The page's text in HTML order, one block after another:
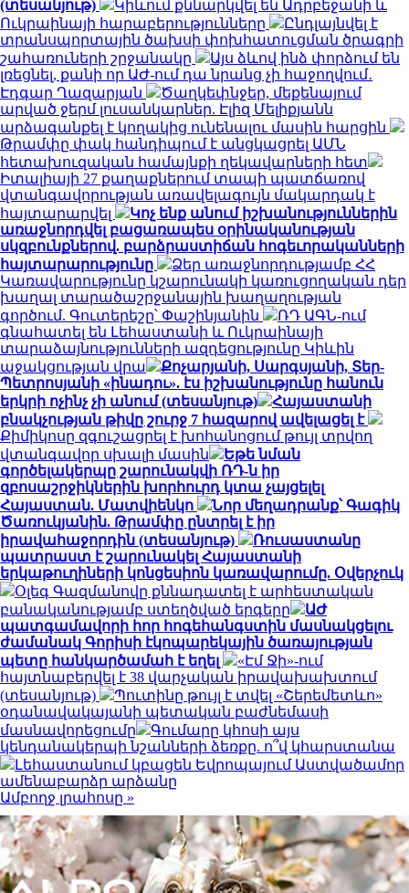
(տեսանյութ)
Կիևում քննարկվել են Ադրբեջանի և
Ուկրաինայի հարաբերությունները
Ընդլայնվել է
տրանսպորտային ծախսի փոխհատուցման ծրագրի
շահառուների շրջանակը
Այս ձևով ինձ փորձում են
լռեցնել, քանի որ ԱԺ-ում դա նրանց չի հաջողվում․
Էդգար Ղազարյան
Ծաղկեփնջեր, մեքենայում
արված ջերմ լուսանկարներ. Էլիզ Մելիքյանն
արձագանքել է կողակից ունենալու մասին հարցին
Թրամփը փակ հանդիպում է անցկացրել ԱՄՆ
հետախուզական համայնքի ղեկավարների հետ
Իտալիայի 27 քաղաքներում տապի պատճառով
վտանգավորության առավելագույն մակարդակ է
հայտարարվել
Կոչ ենք անում իշխանություններին
առաջնորդվել բացառապես օրինականության
սկզբունքներով. բարձրաստիճան հոգեւորականների
հայտարարությունը
Ձեր առաջնորդությամբ ՀՀ
Կառավարությունը կշարունակի կառուցողական դեր
խաղալ տարածաշրջանային խաղաղության
գործում. Գուտերեշը՝ Փաշինյանին
ՌԴ ԱԳՆ-ում
գնահատել են Լեհաստանի և Ուկրաինայի
տարաձայնությունների ազդեցությունը Կիևին
աջակցության վրա
Քոչարյանի, Սարգսյանի, Տեր-
Պետրոսյանի «ինադու». էս իշխանությունը հանուն
երկրի ոչինչ չի անում (տեսանյութ)
Հայաստանի
բնակչության թիվը շուրջ 7 հազարով ավելացել է
Քիմիկոսը զգուշացրել է խոհանոցում թույլ տրվող
վտանգավոր սխալի մասին
Եթե նման
գործելակերպը շարունակվի ՌԴ-ն իր
զբոսաշրջիկներին խորհուրդ կտա չայցելել
Հայաստան. Մատվիենկո
Նոր մեղադրանք՝ Գագիկ
Ծառուկյանին. Թրամփը ընտրել է իր
իրավահաջորդին (տեսանյութ)
Ռուսաստանը
պատրաստ է շարունակել Հայաստանի
երկաթուղիների կոնցեսիոն կառավարումը. Օվերչուկ
Օլեգ Գազմանովը քննադատել է արհեստական
բանականությամբ ստեղծված երգերը
ԱԺ
պատգամավորի հոր հոգեհանգստին մասնակցելու
ժամանակ Գորիսի էկոպարեկային ծառայության
պետը հանկարծամահ է եղել
«Էմ Ջի»-ում
հայտնաբերվել է 38 վարչական իրավախախտում
(տեսանյութ)
Պուտինը թույլ է տվել «Շերեմետևո»
օդանավակայանի պետական բաժնեմասի
մասնավորեցումը
Գումարը կհոսի այս
կենդանակերպի նշանների ձեռքը. ո՞վ կհարստանա
Լեհաստանում կբացեն Եվրոպայում Աստվածամոր
ամենաբարձր արձանը
Ամբողջ լրահոսը »